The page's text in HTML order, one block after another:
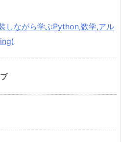
しながら学ぶPython,数学,アル